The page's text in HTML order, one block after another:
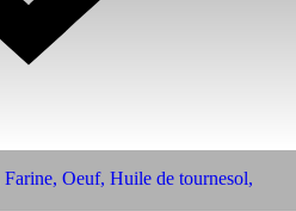
Farine, Oeuf, Huile de tournesol,